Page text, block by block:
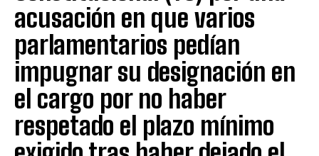
acusación en que varios
parlamentarios pedían
impugnar su designación en
el cargo por no haber
respetado el plazo mínimo